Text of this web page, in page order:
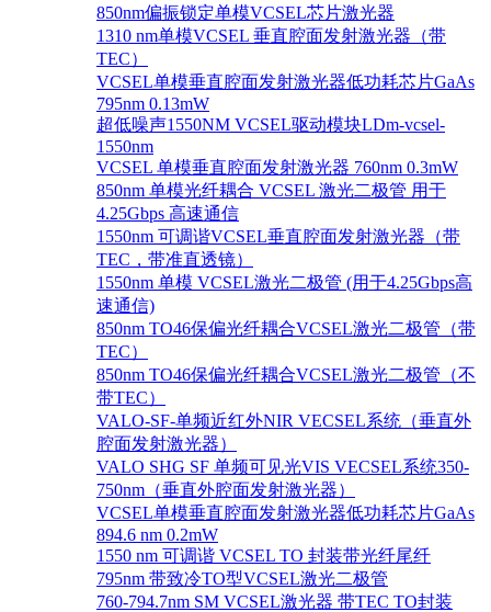
850nm偏振锁定单模VCSEL芯片激光器
1310 nm单模VCSEL 垂直腔面发射激光器（带
TEC）
VCSEL单模垂直腔面发射激光器低功耗芯片GaAs
795nm 0.13mW
超低噪声1550NM VCSEL驱动模块LDm-vcsel-
1550nm
VCSEL 单模垂直腔面发射激光器 760nm 0.3mW
850nm 单模光纤耦合 VCSEL 激光二极管 用于
4.25Gbps 高速通信
1550nm 可调谐VCSEL垂直腔面发射激光器（带
TEC，带准直透镜）
1550nm 单模 VCSEL激光二极管 (用于4.25Gbps高
速通信)
850nm TO46保偏光纤耦合VCSEL激光二极管（带
TEC）
850nm TO46保偏光纤耦合VCSEL激光二极管（不
带TEC）
VALO-SF-单频近红外NIR VECSEL系统（垂直外
腔面发射激光器）
VALO SHG SF 单频可见光VIS VECSEL系统350-
750nm（垂直外腔面发射激光器）
VCSEL单模垂直腔面发射激光器低功耗芯片GaAs
894.6 nm 0.2mW
1550 nm 可调谐 VCSEL TO 封装带光纤尾纤
795nm 带致冷TO型VCSEL激光二极管
760-794.7nm SM VCSEL激光器 带TEC TO封装